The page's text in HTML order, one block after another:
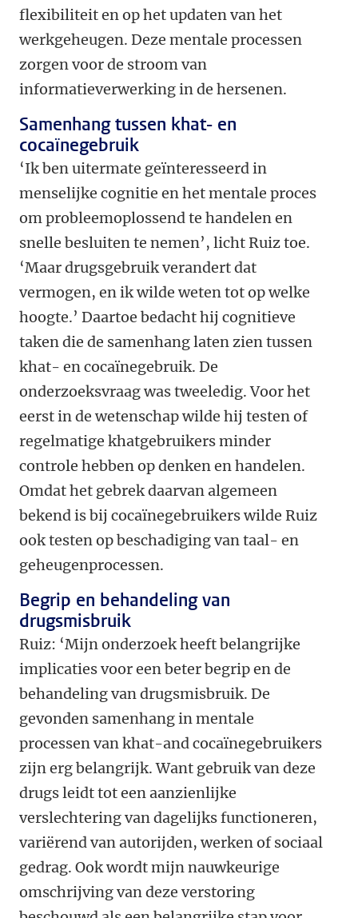
flexibiliteit en op het updaten van het
werkgeheugen. Deze mentale processen
zorgen voor de stroom van
informatieverwerking in de hersenen.
Samenhang tussen khat- en
cocaïnegebruik
‘Ik ben uitermate geïnteresseerd in
menselijke cognitie en het mentale proces
om probleemoplossend te handelen en
snelle besluiten te nemen’, licht Ruiz toe.
‘Maar drugsgebruik verandert dat
vermogen, en ik wilde weten tot op welke
hoogte.’ Daartoe bedacht hij cognitieve
taken die de samenhang laten zien tussen
khat- en cocaïnegebruik. De
onderzoeksvraag was tweeledig. Voor het
eerst in de wetenschap wilde hij testen of
regelmatige khatgebruikers minder
controle hebben op denken en handelen.
Omdat het gebrek daarvan algemeen
bekend is bij cocaïnegebruikers wilde Ruiz
ook testen op beschadiging van taal- en
geheugenprocessen.
Begrip en behandeling van
drugsmisbruik
Ruiz: ‘Mijn onderzoek heeft belangrijke
implicaties voor een beter begrip en de
behandeling van drugsmisbruik. De
gevonden samenhang in mentale
processen van khat-and cocaïnegebruikers
zijn erg belangrijk. Want gebruik van deze
drugs leidt tot een aanzienlijke
verslechtering van dagelijks functioneren,
variërend van autorijden, werken of sociaal
gedrag. Ook wordt mijn nauwkeurige
omschrijving van deze verstoring